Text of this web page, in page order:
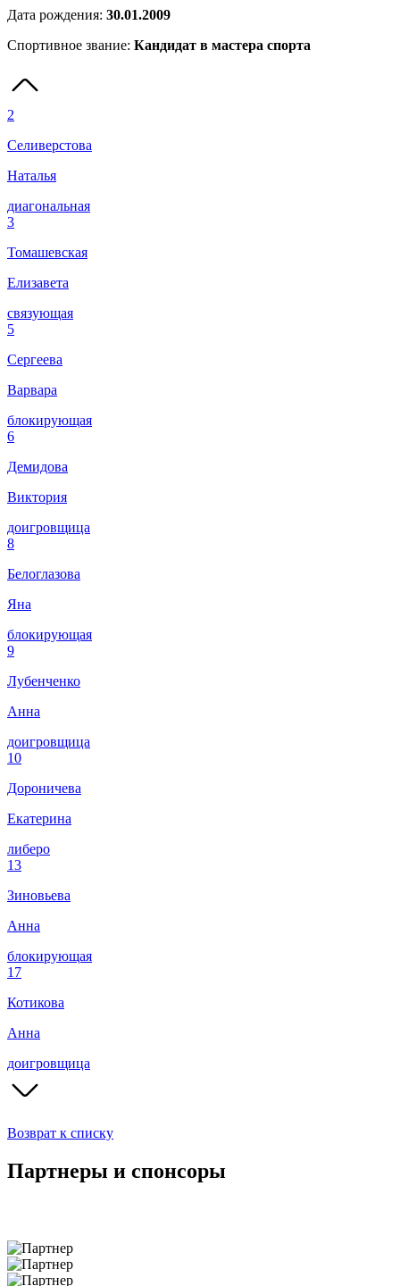
Дата рождения: 30.01.2009
Спортивное звание: Кандидат в мастера спорта
2
Селиверстова
Наталья
диагональная
3
Томашевская
Елизавета
связующая
5
Сергеева
Варвара
блокирующая
6
Демидова
Виктория
доигровщица
8
Белоглазова
Яна
блокирующая
9
Лубенченко
Анна
доигровщица
10
Дороничева
Екатерина
либеро
13
Зиновьева
Анна
блокирующая
17
Котикова
Анна
доигровщица
Возврат к списку
Партнеры и спонсоры